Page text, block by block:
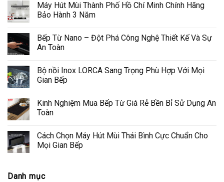
Máy Hút Mùi Thành Phố Hồ Chí Minh Chính Hãng
Bảo Hành 3 Năm
Bếp Từ Nano – Đột Phá Công Nghệ Thiết Kế Và Sự
An Toàn
Bộ nồi Inox LORCA Sang Trọng Phù Hợp Với Mọi
Gian Bếp
Kinh Nghiệm Mua Bếp Từ Giá Rẻ Bền Bỉ Sử Dụng An
Toàn
Cách Chọn Máy Hút Mùi Thái Bình Cực Chuẩn Cho
Mọi Gian Bếp
Danh mục